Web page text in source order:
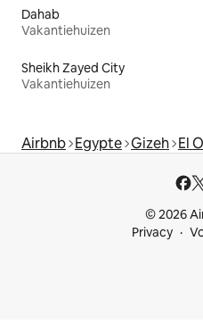
Dahab
Vakantiehuizen
Sheikh Zayed City
Vakantiehuizen
Airbnb Egypte Gizeh El
© 2026
Privacy